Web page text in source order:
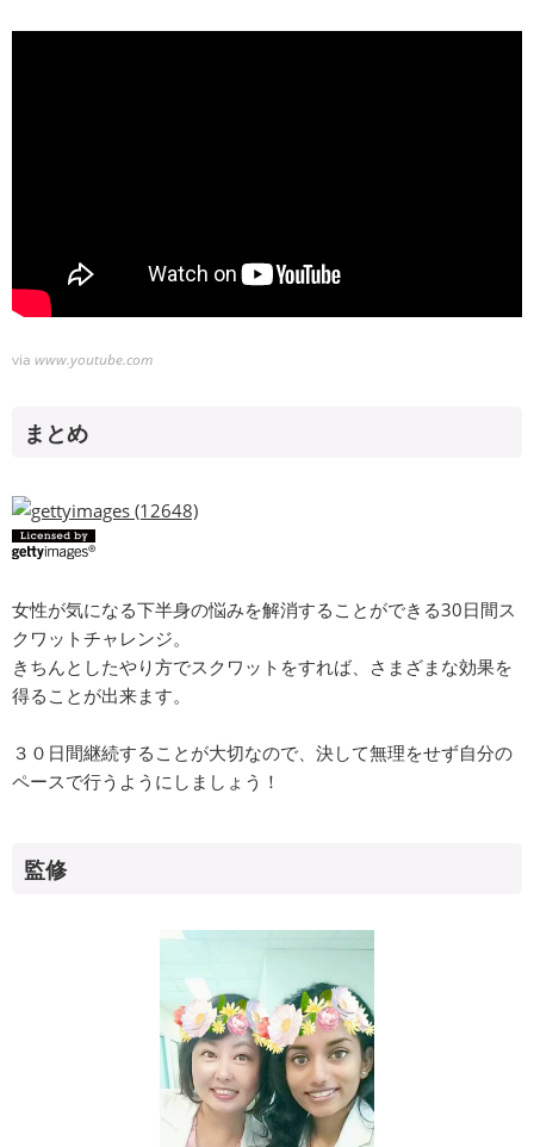
via www.youtube.com
まとめ
女性が気になる下半身の悩みを解消することができる30日間ス
クワットチャレンジ。
きちんとしたやり方でスクワットをすれば、さまざまな効果を
得ることが出来ます。
３０日間継続することが大切なので、決して無理をせず自分の
ペースで行うようにしましょう！
監修